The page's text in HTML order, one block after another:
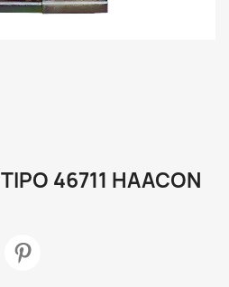
46711 HAACON